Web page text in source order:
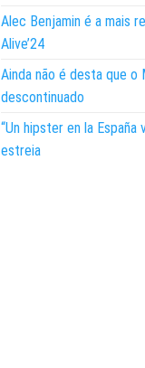
Alec Benjamin é a mais
Alive’24
Ainda não é desta que
descontinuado
“Un hipster en la España
estreia